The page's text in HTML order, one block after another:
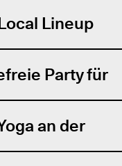
Lineup
Party für
an der